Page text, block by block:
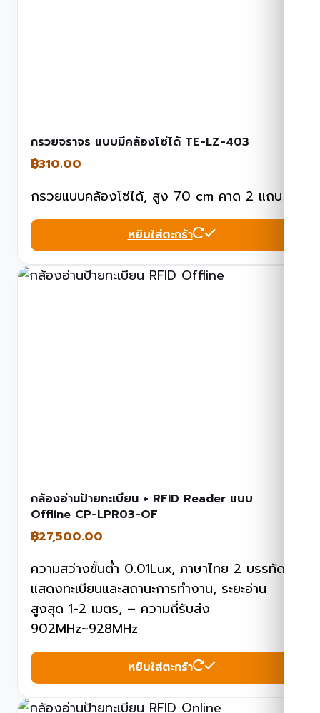
กรวยจราจร แบบมีคล้องโซ่ได้ TE-LZ-403
฿310.00
กรวยแบบคล้องโซ่ได้, สูง 70 cm คาด 2 แถบ
หยิบใส่ตะกร้า
กล้องอ่านป้ายทะเบียน + RFID Reader แบบ
Offline CP-LPR03-OF
฿27,500.00
ความสว่างขั้นต่ำ 0.01Lux, ภาษาไทย 2 บรรทัด
แสดงทะเบียนและสถานะการทำงาน, ระยะอ่าน
สูงสุด 1-2 เมตร, – ความถี่รับส่ง
902MHz~928MHz
หยิบใส่ตะกร้า